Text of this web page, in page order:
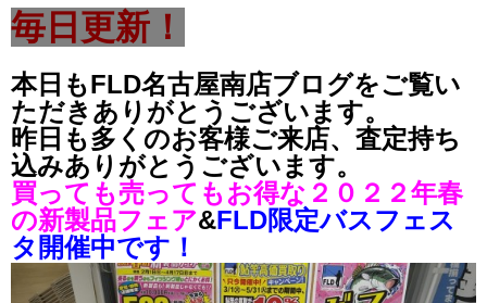
毎日更新！
本日もFLD名古屋南店ブログをご覧い
ただきありがとうございます。
昨日も多くのお客様ご来店、査定持ち
込みありがとうございます。
買っても売ってもお得な２０２２年春
の新製品フェア&FLD限定バスフェス
タ開催中です！